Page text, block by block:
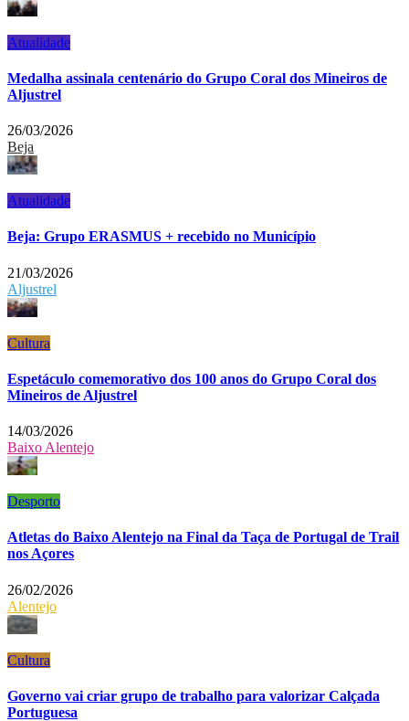
Atualidade
Medalha assinala centenário do Grupo Coral dos Mineiros de
Aljustrel
26/03/2026
Beja
Atualidade
Beja: Grupo ERASMUS + recebido no Município
21/03/2026
Aljustrel
Cultura
Espetáculo comemorativo dos 100 anos do Grupo Coral dos
Mineiros de Aljustrel
14/03/2026
Baixo Alentejo
Desporto
Atletas do Baixo Alentejo na Final da Taça de Portugal de Trail
nos Açores
26/02/2026
Alentejo
Cultura
Governo vai criar grupo de trabalho para valorizar Calçada
Portuguesa